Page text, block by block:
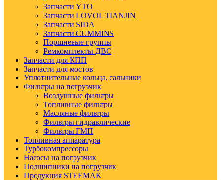
Запчасти YTO
Запчасти LOVOL TIANJIN
Запчасти SIDA
Запчасти CUMMINS
Поршневые группы
Ремкомплекты ДВС
Запчасти для КПП
Запчасти для мостов
Уплотнительные кольца, сальники
Фильтры на погрузчик
Воздушные фильтры
Топливные фильтры
Масляные фильтры
Фильтры гидравлические
Фильтры ГМП
Топливная аппаратура
Турбокомпрессоры
Насосы на погрузчик
Подшипники на погрузчик
Продукция STEEMAK